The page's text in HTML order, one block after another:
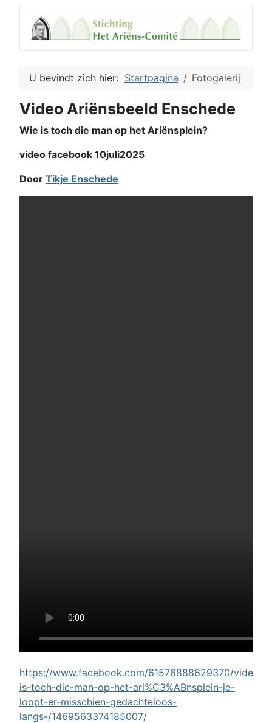
U bevindt zich hier: Startpagina Fotogalerij
Video Ariënsbeeld Enschede
Wie is toch die man op het Ariënsplein?
video facebook 10juli2025
Door Tikje Enschede
https://www.facebook.com/61576888629370/videos/
is-toch-die-man-op-het-ari%C3%ABnsplein-je-
loopt-er-misschien-gedachteloos-
langs-/1469563374185007/